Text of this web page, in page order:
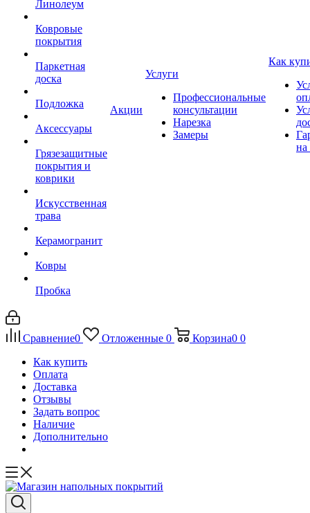
Линолеум
Ковровые
покрытия
Паркетная
доска
Подложка
Аксессуары
Грязезащитные
покрытия и
коврики
Искусственная
трава
Керамогранит
Ковры
Пробка
Акции
Услуги
Профессиональные
консультации
Нарезка
Замеры
Как
на
Сравнение0 Отложенные 0 Корзина0 0
Как купить
Оплата
Доставка
Отзывы
Задать вопрос
Наличие
Дополнительно